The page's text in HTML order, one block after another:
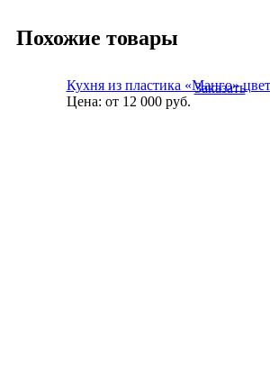
Похожие товары
Кухня из пластика «Манго»
Цена: от 12 000руб.
Заказать